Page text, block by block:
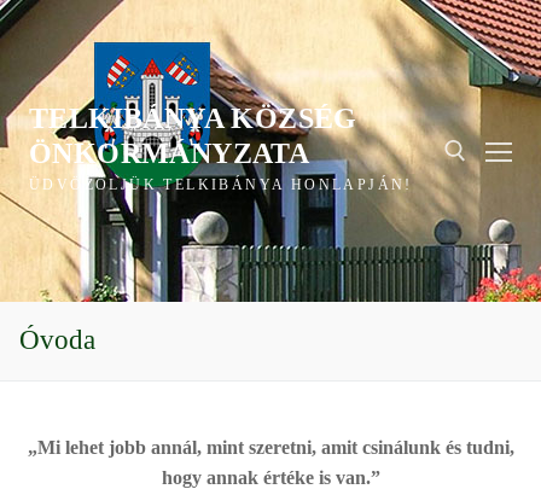
Ugrás
a
tartalomra
TELKIBÁNYA KÖZSÉG
ÖNKORMÁNYZATA
ÜDVÖZÖLJÜK TELKIBÁNYA HONLAPJÁN!
Keresése:
Óvoda
„Mi lehet jobb annál, mint szeretni, amit csinálunk és tudni,
hogy annak értéke is van.”